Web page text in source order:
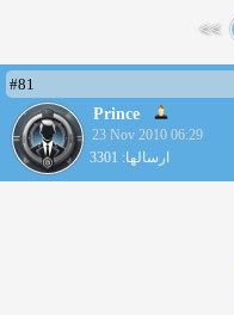
>>
#81
Prince
23 Nov 2010 06:29
ارسالها: 3301